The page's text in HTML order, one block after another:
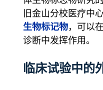
旧金山分校医疗中
生物标记物，可以
诊断中发挥作用。
临床试验中的